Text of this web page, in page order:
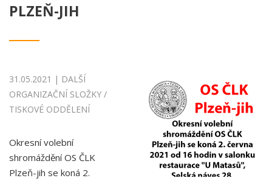
PLZEŇ-JIH
31.05.2021 | DALŠÍ
ORGANIZAČNÍ SLOŽKY /
TISKOVÉ ODDĚLENÍ
Okresní volební
shromáždění OS ČLK
Plzeň-jih se koná 2.